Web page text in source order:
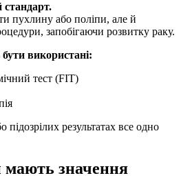
пухлину або поліпи, але й
запобігаючи розвитку раку.
використані:
тест (FIT)
результатах все одно
мають значення